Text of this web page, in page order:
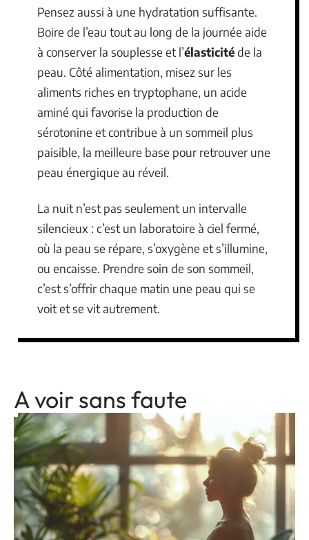
Pensez aussi à une hydratation suffisante.
Boire de l’eau tout au long de la journée aide
à conserver la souplesse et l’élasticitéde la
peau. Côté alimentation, misez sur les
aliments riches en tryptophane, un acide
aminé qui favorise la production de
sérotonine et contribue à un sommeil plus
paisible, la meilleure base pour retrouver une
peau énergique au réveil.
La nuit n’est pas seulement un intervalle
silencieux : c’est un laboratoire à ciel fermé,
où la peau se répare, s’oxygène et s’illumine,
ou encaisse. Prendre soin de son sommeil,
c’est s’offrir chaque matin une peau qui se
voit et se vit autrement.
A voir sans faute